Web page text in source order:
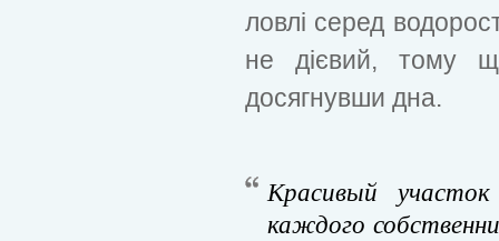
ловлі серед
не дієвий, тому
досягнувши дна.
Красивый
каждого